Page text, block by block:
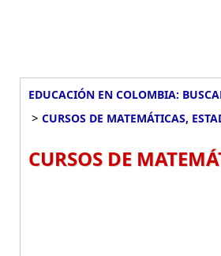
EDUCACIÓN EN COLOMBIA:
> CURSOS DE MATEMÁTICAS,
CURSOS DE